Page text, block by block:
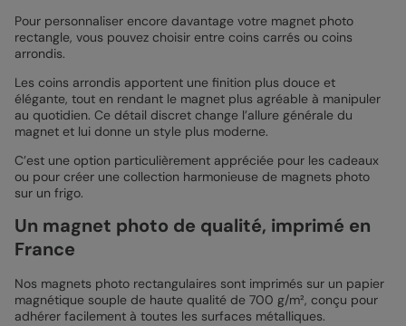
Pour personnaliser encore davantage votre magnet photo
rectangle, vous pouvez choisir entre coins carrés ou coins
arrondis.
Les coins arrondis apportent une finition plus douce et
élégante, tout en rendant le magnet plus agréable à manipuler
au quotidien. Ce détail discret change l’allure générale du
magnet et lui donne un style plus moderne.
C’est une option particulièrement appréciée pour les cadeaux
ou pour créer une collection harmonieuse de magnets photo
sur un frigo.
Un magnet photo de qualité, imprimé en
France
Nos magnets photo rectangulaires sont imprimés sur un papier
magnétique souple de haute qualité de 700 g/m², conçu pour
adhérer facilement à toutes les surfaces métalliques.